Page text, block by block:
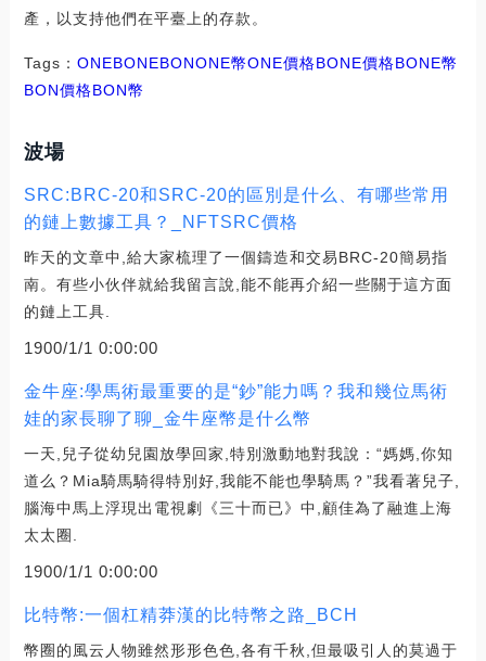
產，以支持他們在平臺上的存款。
Tags： ONEBONEBONONE幣ONE價格BONE價格BONE幣
BON價格BON幣
波場
SRC:BRC-20和SRC-20的區別是什么、有哪些常用
的鏈上數據工具？_NFTSRC價格
昨天的文章中,給大家梳理了一個鑄造和交易BRC-20簡易指
南。有些小伙伴就給我留言說,能不能再介紹一些關于這方面
的鏈上工具.
1900/1/1 0:00:00
金牛座:學馬術最重要的是“鈔”能力嗎？我和幾位馬術
娃的家長聊了聊_金牛座幣是什么幣
一天,兒子從幼兒園放學回家,特別激動地對我說：“媽媽,你知
道么？Mia騎馬騎得特別好,我能不能也學騎馬？”我看著兒子,
腦海中馬上浮現出電視劇《三十而已》中,顧佳為了融進上海
太太圈.
1900/1/1 0:00:00
比特幣:一個杠精莽漢的比特幣之路_BCH
幣圈的風云人物雖然形形色色,各有千秋,但最吸引人的莫過于